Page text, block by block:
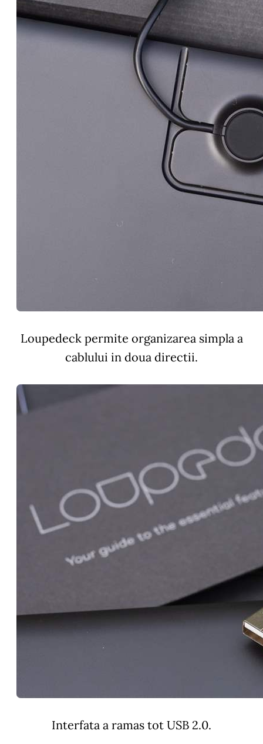
Loupedeck permite organizarea simpla a
cablului in doua directii.
Interfata a ramas tot USB 2.0.